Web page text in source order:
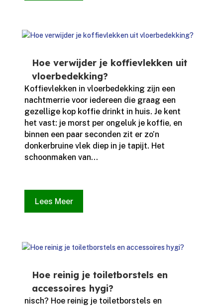
Hoe verwijder je koffievlekken uit
vloerbedekking?
Koffievlekken in vloerbedekking zijn een
nachtmerrie voor iedereen die graag een
gezellige kop koffie drinkt in huis.​ Je kent
het vast: je morst per ongeluk je koffie, en
binnen een paar seconden zit er zo’n
donkerbruine vlek diep in je tapijt.​ Het
schoonmaken van...
Lees Meer
Hoe reinig je toiletborstels en
accessoires hygi?
nisch? Hoe reinig je toiletborstels en